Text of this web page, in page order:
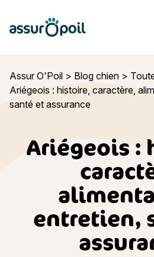
Assur O'Poil
Assur O'Poil > Blog chien >
Ariégeois : histoire, caractère,
santé et assurance
Ariégeois :
entretien,